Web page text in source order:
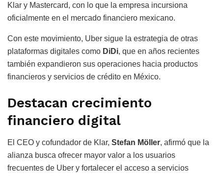
Klar y Mastercard, con lo que la empresa incursiona
oficialmente en el mercado financiero mexicano.
Con este movimiento, Uber sigue la estrategia de otras
plataformas digitales como DiDi, que en años recientes
también expandieron sus operaciones hacia productos
financieros y servicios de crédito en México.
Destacan crecimiento
financiero digital
El CEO y cofundador de Klar, Stefan Möller, afirmó que la
alianza busca ofrecer mayor valor a los usuarios
frecuentes de Uber y fortalecer el acceso a servicios